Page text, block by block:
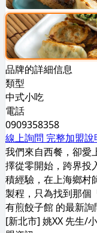
品牌的詳細信息
類型
中式小吃
電話
0909358358
線上詢問 完整加盟說
我們來自西餐，卻愛
擇從零開始，跨界投
積經驗，在上海鄉村
製程，只為找到那個
有煎餃子館 的最新詢
[新北市] 姚XX 先生/